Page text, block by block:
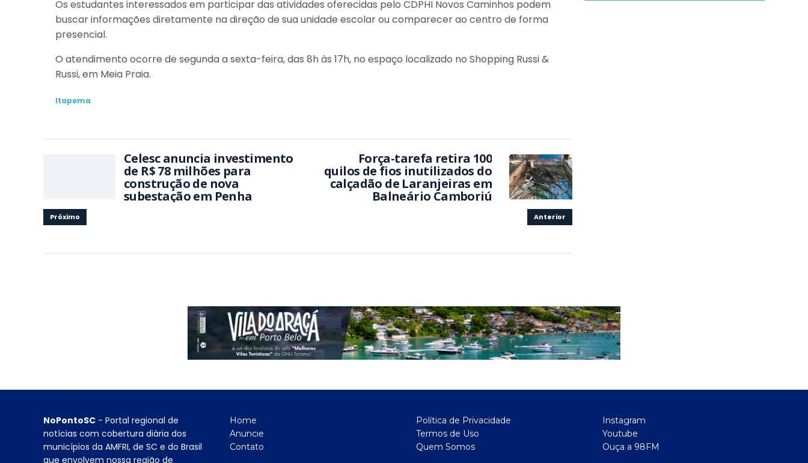
Os estudantes interessados em participar das atividades oferecidas pelo CDPHI Novos Caminhos podem
buscar informações diretamente na direção de sua unidade escolar ou comparecer ao centro de forma
presencial.
O atendimento ocorre de segunda a sexta-feira, das 8h às 17h, no espaço localizado no Shopping Russi &
Russi, em Meia Praia.
Itapema
Celesc anuncia investimento
de R$ 78 milhões para
construção de nova
subestação em Penha
Próximo
Força-tarefa retira 100
quilos de fios inutilizados do
calçadão de Laranjeiras em
Balneário Camboriú
Anterior
NoPontoSC - Portal regional de
notícias com cobertura diária dos
municípios da AMFRI, de SC e do Brasil
que envolvem nossa região de
Home
Anuncie
Contato
Política de Privacidade
Termos de Uso
Quem Somos
Instagram
Youtube
Ouça a 98FM